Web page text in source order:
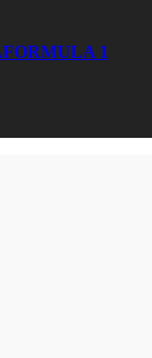
FORMULA 1